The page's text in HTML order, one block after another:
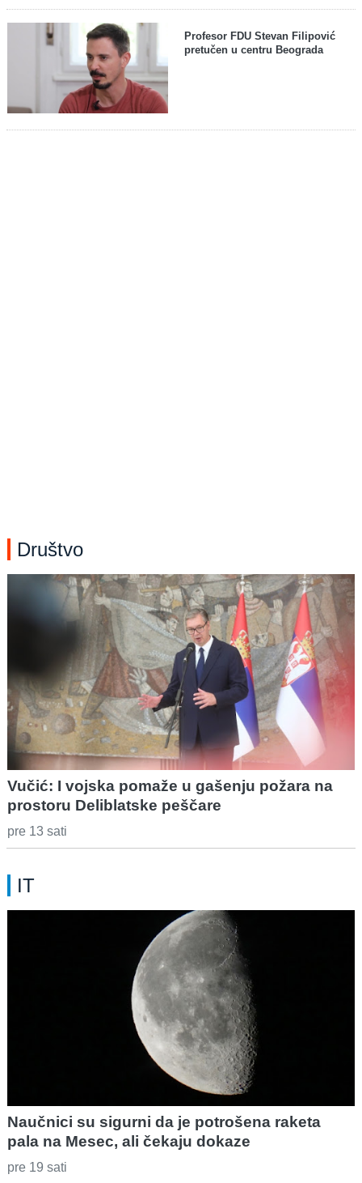
Profesor FDU Stevan Filipović
pretučen u centru Beograda
Društvo
Vučić: I vojska pomaže u gašenju požara na
prostoru Deliblatske peščare
pre 13 sati
IT
Naučnici su sigurni da je potrošena raketa
pala na Mesec, ali čekaju dokaze
pre 19 sati